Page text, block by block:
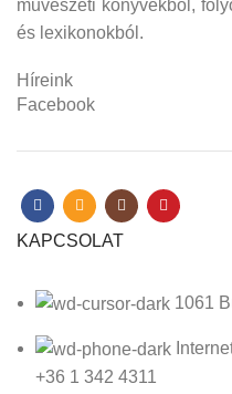
művészeti könyvekből,
és lexikonokból.
Híreink
Facebook
KAPCSOLAT
1061
+36 1 342 4311